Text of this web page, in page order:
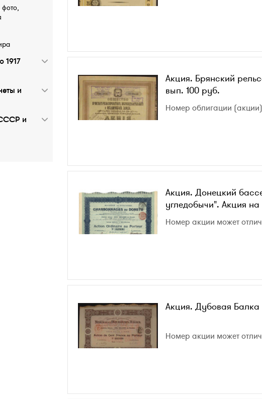
1917
и
и
Акция. Брянский
вып. 100 руб.
Номер облигации
Акция. Донецкий
угледобычи". Акция на
Номер акции может
Акция. Дубовая
Номер акции может